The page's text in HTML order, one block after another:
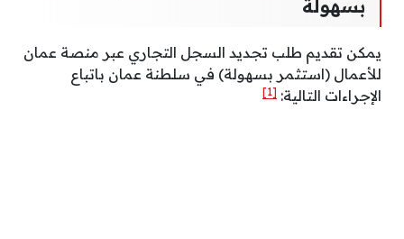
بسهولة
يمكن تقديم طلب تجديد السجل التجاري عبر منصة عمان
للأعمال (استثمر بسهولة) في سلطنة عمان باتباع
الإجراءات التالية: [1]